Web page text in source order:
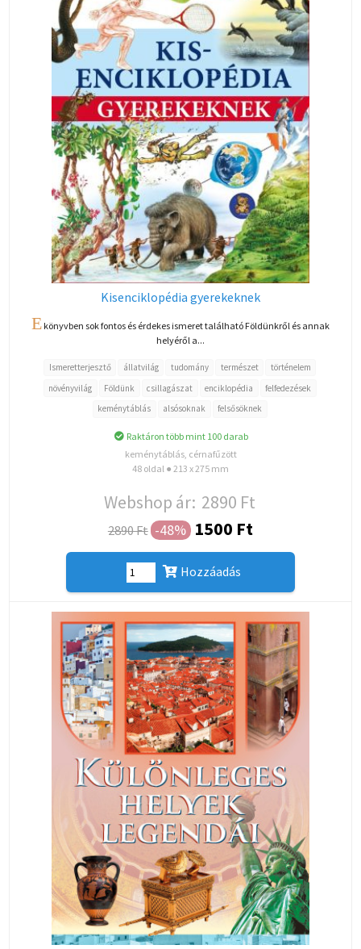
Kisenciklopédia gyerekeknek
E könyvben sok fontos és érdekes ismeret található Földünkről és annak
helyéről a...
Ismeretterjesztő állatvilág tudomány természet
történelem
növényvilág
Földünk csillagászat enciklopédia
felfedezések
keménytáblás
alsósoknak felsősöknek
Raktáron több mint 100 darab
keménytáblás, cérnafűzött
48 oldal ● 213 x 275 mm
Webshop ár: 2890 Ft
2890 Ft -48% 1500 Ft
Hozzáadás